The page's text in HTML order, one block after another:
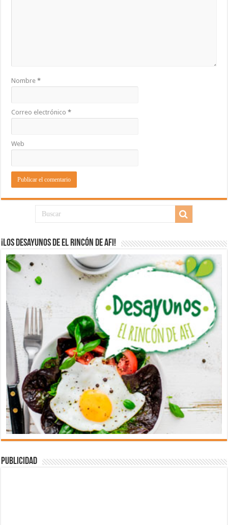
Nombre*
Correo electrónico*
Web
¡Los desayunos de El Rincón de Afi!
Publicidad